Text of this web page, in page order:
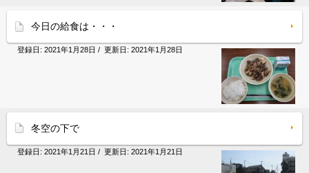
今日の給食は・・・
登録日: 2021年1月28日 / 更新日: 2021年1月28日
冬空の下で
登録日: 2021年1月21日 / 更新日: 2021年1月21日